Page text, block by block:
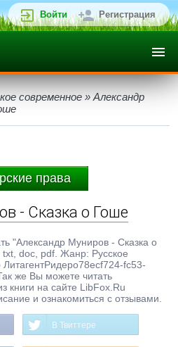
Войти Регистрация
современное » Александр
права
- Сказка о Гоше
"Александр Муниров - Сказка о
doc, pdf. Жанр: Русское
fc53-
же Вы можете читать
книги на сайте LibFox.Ru
и ознакомиться с отзывами.
В Твиттере